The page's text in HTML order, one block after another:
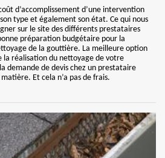
d’accomplissement d’une intervention
type et également son état. Ce qui nous
sur le site des différents prestataires
préparation budgétaire pour la
de la gouttière. La meilleure option
la réalisation du nettoyage de votre
demande de devis chez un prestataire
Et cela n’a pas de frais.